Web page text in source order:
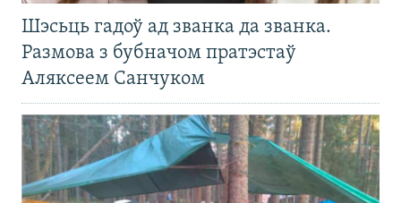
Шэсьць гадоў ад званка да званка.
Размова з бубначом пратэстаў
Аляксеем Санчуком